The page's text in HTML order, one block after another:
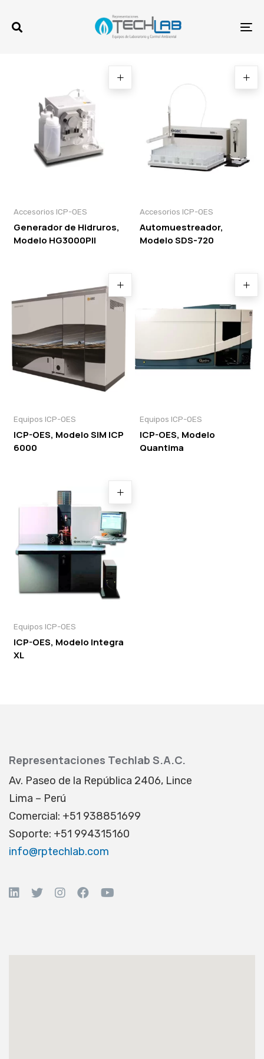
links
Accesorios ICP-OES
Generador de Hidruros,
Modelo HG3000PII
Accesorios ICP-OES
Automuestreador,
Modelo SDS-720
Equipos ICP-OES
ICP-OES, Modelo SIM ICP
6000
Equipos ICP-OES
ICP-OES, Modelo
Quantima
Equipos ICP-OES
ICP-OES, Modelo Integra
XL
Representaciones Techlab S.A.C.
Av. Paseo de la República 2406, Lince
Lima – Perú
Comercial: +51 938851699
Soporte: +51 994315160
info@rptechlab.com